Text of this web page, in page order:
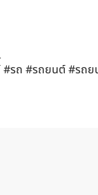
รถ #รถยนต์ #รถ